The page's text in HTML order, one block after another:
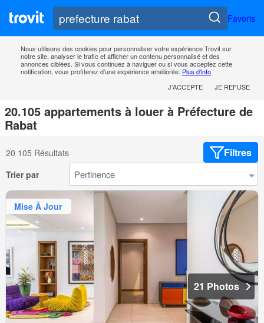
Favoris
Nous utilisons des cookies pour personnaliser votre expérience Trovit sur
notre site, analyser le trafic et afficher un contenu personnalisé et des
annonces ciblées. Si vous continuez à naviguer ou si vous acceptez cette
notification, vous profiterez d’une expérience améliorée. Plus d'info
J'ACCEPTE
JE REFUSE
20.105 appartements à louer à Préfecture de
Rabat
20 105 Résultats Filtres
Trier par
Mise À Jour
21 Photos